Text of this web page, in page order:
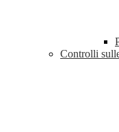
Controlli